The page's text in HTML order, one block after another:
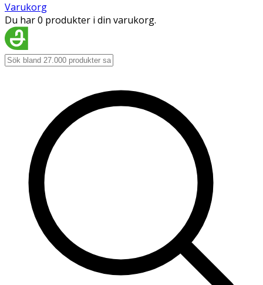
Varukorg
Du har 0 produkter i din varukorg.